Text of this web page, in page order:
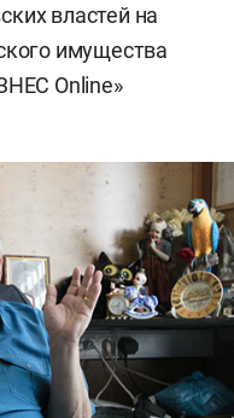
властей на
имущества
Online»